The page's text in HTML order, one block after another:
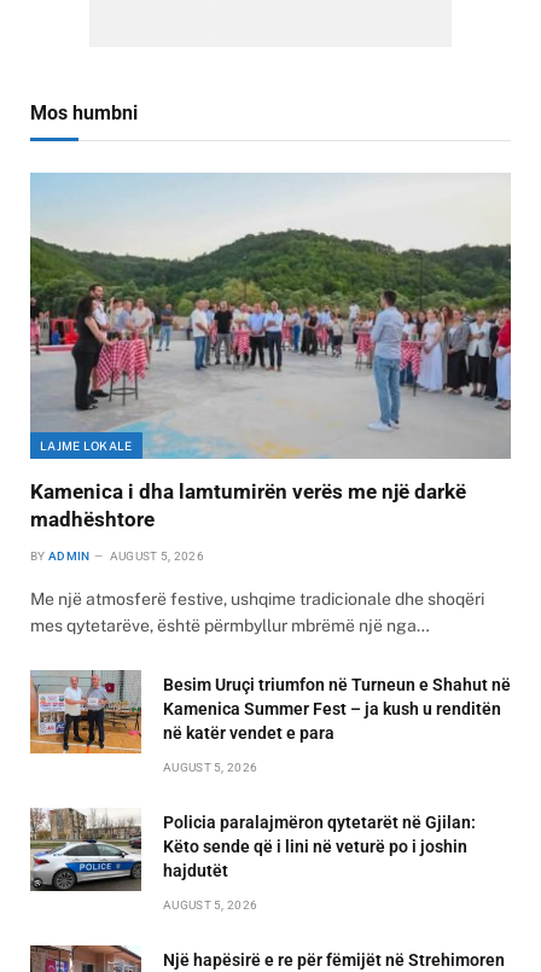
Mos humbni
LAJME LOKALE
Kamenica i dha lamtumirën verës me një darkë
madhështore
BY ADMIN AUGUST 5, 2026
Me një atmosferë festive, ushqime tradicionale dhe shoqëri
mes qytetarëve, është përmbyllur mbrëmë një nga…
Besim Uruçi triumfon në Turneun e Shahut në
Kamenica Summer Fest – ja kush u renditën
në katër vendet e para
AUGUST 5, 2026
Policia paralajmëron qytetarët në Gjilan:
Këto sende që i lini në veturë po i joshin
hajdutët
AUGUST 5, 2026
Një hapësirë e re për fëmijët në Strehimoren